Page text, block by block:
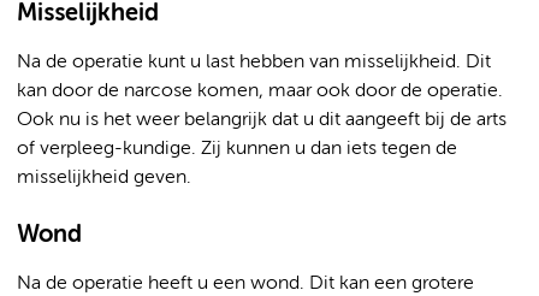
Misselijkheid
Na de operatie kunt u last hebben van misselijkheid. Dit
kan door de narcose komen, maar ook door de operatie.
Ook nu is het weer belangrijk dat u dit aangeeft bij de arts
of verpleeg-kundige. Zij kunnen u dan iets tegen de
misselijkheid geven.
Wond
Na de operatie heeft u een wond. Dit kan een grotere